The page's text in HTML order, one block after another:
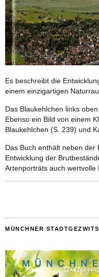
Es beschreibt die
einem einzigartigen
Das Blaukehlchen links
Ebenso ein Bild von einem
Blaukehlchen (S. 239) und
Das Buch enthält neben der
Entwicklung der
Artenporträts auch wertvolle
MÜNCHNER